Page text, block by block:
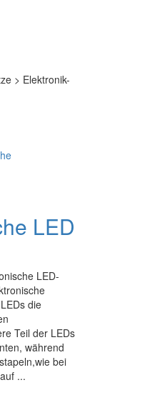
> Elektronik-
LED
LED-
die
Teil der LEDs
während
bei
...